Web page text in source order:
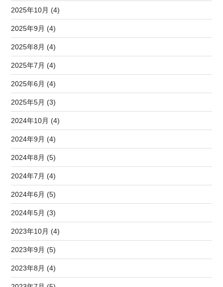
2025年10月 (4)
2025年9月 (4)
2025年8月 (4)
2025年7月 (4)
2025年6月 (4)
2025年5月 (3)
2024年10月 (4)
2024年9月 (4)
2024年8月 (5)
2024年7月 (4)
2024年6月 (5)
2024年5月 (3)
2023年10月 (4)
2023年9月 (5)
2023年8月 (4)